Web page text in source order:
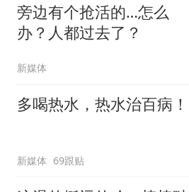
旁边有个抢活的…怎么
办？人都过去了？
新媒体
多喝热水，热水治百病！
新媒体 69跟贴